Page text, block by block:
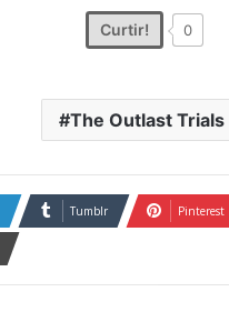
Curtir! 0
The Outlast Trials
Tumblr Pinterest